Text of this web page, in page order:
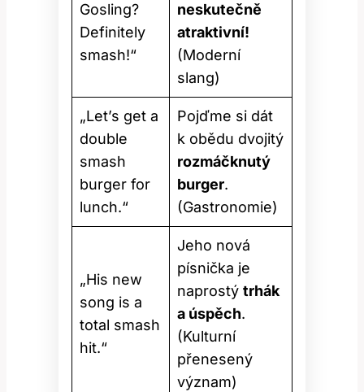
Gosling?
Definitely
smash!“
neskutečně
atraktivní!
(Moderní
slang)
„Let’s get a
double
smash
burger for
lunch.“
Pojďme si dát
k obědu dvojitý
rozmáčknutý
burger.
(Gastronomie)
„His new
song is a
total smash
hit.“
Jeho nová
písnička je
naprostý trhák
a úspěch.
(Kulturní
přenesený
význam)